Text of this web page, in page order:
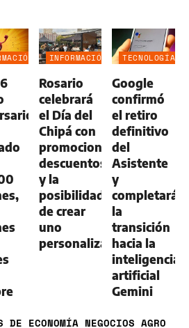
INFORMACIÓN
Rosario
celebrará
el Día del
Chipá con
promociones,
descuentos
y la
posibilidad
de crear
uno
personalizado
TECNOLOGÍA
Google
confirmó
el retiro
definitivo
del
Asistente
y
completará
la
transición
hacia la
inteligencia
artificial
Gemini
DE ECONOMÍA NEGOCIOS AGRO